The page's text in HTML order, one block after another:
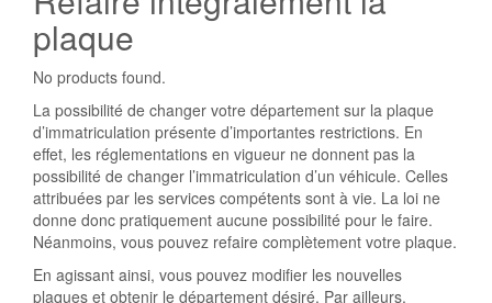
plaque
No products found.
La possibilité de changer votre département sur la plaque
d’immatriculation présente d’importantes restrictions. En
effet, les réglementations en vigueur ne donnent pas la
possibilité de changer l’immatriculation d’un véhicule. Celles
attribuées par les services compétents sont à vie. La loi ne
donne donc pratiquement aucune possibilité pour le faire.
Néanmoins, vous pouvez refaire complètement votre plaque.
En agissant ainsi, vous pouvez modifier les nouvelles
plaques et obtenir le département désiré. Par ailleurs,